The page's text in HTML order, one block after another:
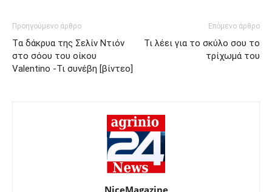
Προηγούμενο άρθρο
Tα δάκρυα της Σελίν Ντιόν
στο σόου του οίκου
Valentino -Τι συνέβη [βίντεο]
Επόμενο άρθρο
Τι λέει για το σκύλο σου το
τρίχωμά του
NiceMagazine